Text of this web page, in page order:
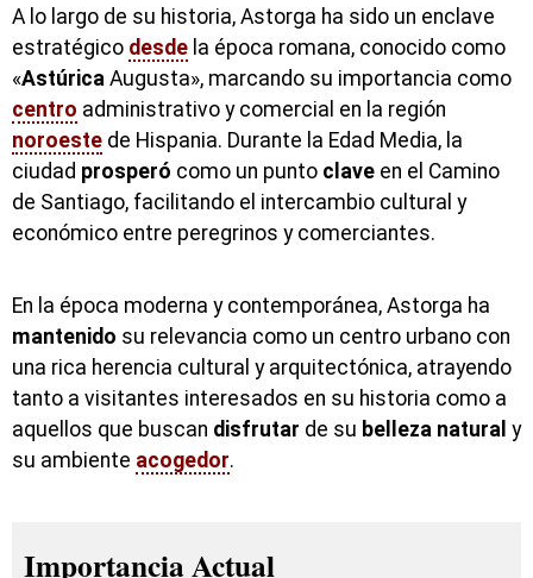
A lo largo de su historia, Astorga ha sido un enclave
estratégico desde la época romana, conocido como
«Astúrica Augusta», marcando su importancia como
centro administrativo y comercial en la región
noroeste de Hispania. Durante la Edad Media, la
ciudad prosperó como un punto clave en el Camino
de Santiago, facilitando el intercambio cultural y
económico entre peregrinos y comerciantes.
En la época moderna y contemporánea, Astorga ha
mantenido su relevancia como un centro urbano con
una rica herencia cultural y arquitectónica, atrayendo
tanto a visitantes interesados en su historia como a
aquellos que buscan disfrutar de su belleza natural y
su ambiente acogedor.
Importancia Actual